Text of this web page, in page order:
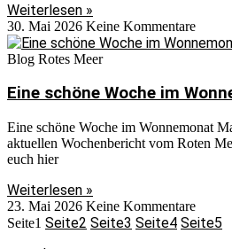
Weiterlesen »
30. Mai 2026 Keine Kommentare
Blog Rotes Meer
Eine schöne Woche im
Eine schöne Woche im Wonnemonat
aktuellen Wochenbericht vom Roten
euch hier
Weiterlesen »
23. Mai 2026 Keine Kommentare
Seite1 Seite2 Seite3 Seite4 Seite5